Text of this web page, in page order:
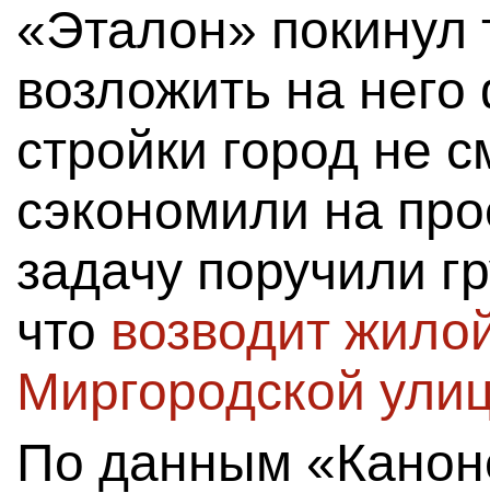
«Эталон» покинул
возложить на
стройки город не
сэкономили на
задачу поручили
что возводит
Миргородской
По данным